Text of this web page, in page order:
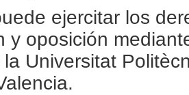
ejercitar los
y oposición
Universitat